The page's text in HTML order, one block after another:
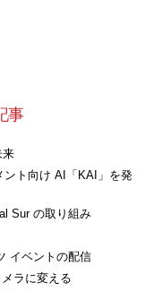
事
来
ト向け AI「KAI」を発
Sur の取り組み
イベントの配信
ラに変える